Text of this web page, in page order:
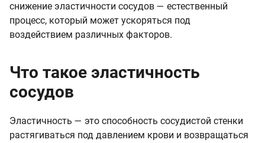
снижение эластичности сосудов — естественный
процесс, который может ускоряться под
воздействием различных факторов.
Что такое эластичность
сосудов
Эластичность — это способность сосудистой стенки
растягиваться под давлением крови и возвращаться